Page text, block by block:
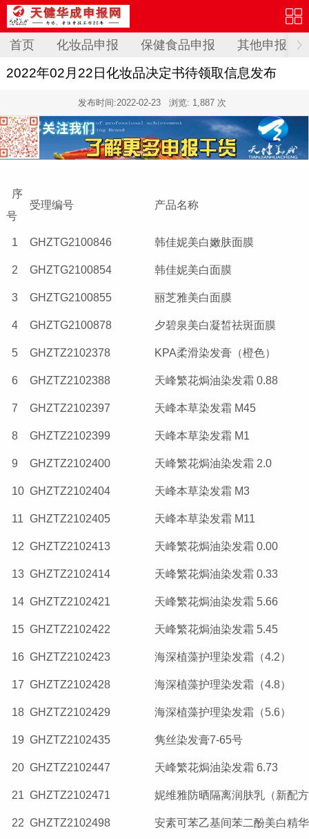
首页 化妆品申报 保健食品申报 其他申报
2022年02月22日化妆品决定书待领取信息发布
发布时间:2022-02-23 浏览: 1,887 次
序
号
受理编号 产品名称
1 GHZTG2100846 韩佳妮美白嫩肤面膜
2 GHZTG2100854 韩佳妮美白面膜
3 GHZTG2100855 丽芝雅美白面膜
4 GHZTG2100878 夕碧泉美白凝皙祛斑面膜
5 GHZTZ2102378 KPA柔滑染发膏（橙色）
6 GHZTZ2102388 天峰繁花焗油染发霜 0.88
7 GHZTZ2102397 天峰本草染发霜 M45
8 GHZTZ2102399 天峰本草染发霜 M1
9 GHZTZ2102400 天峰繁花焗油染发霜 2.0
10 GHZTZ2102404 天峰本草染发霜 M3
11 GHZTZ2102405 天峰本草染发霜 M11
12 GHZTZ2102413 天峰繁花焗油染发霜 0.00
13 GHZTZ2102414 天峰繁花焗油染发霜 0.33
14 GHZTZ2102421 天峰繁花焗油染发霜 5.66
15 GHZTZ2102422 天峰繁花焗油染发霜 5.45
16 GHZTZ2102423 海深植藻护理染发霜（4.2）
17 GHZTZ2102428 海深植藻护理染发霜（4.8）
18 GHZTZ2102429 海深植藻护理染发霜（5.6）
19 GHZTZ2102435 隽丝染发膏7-65号
20 GHZTZ2102447 天峰繁花焗油染发霜 6.73
21 GHZTZ2102471 妮维雅防晒隔离润肤乳（新配
22 GHZTZ2102498 安素可苯乙基间苯二酚美白精